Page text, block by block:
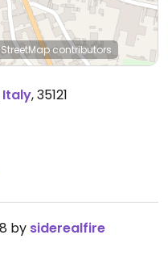
contributors
Italy,35121
by siderealfire